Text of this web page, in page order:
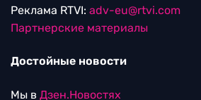
Реклама RTVI: adv-eu@rtvi.com
Партнерские материалы
Достойные новости
Мы в Дзен.Новостях